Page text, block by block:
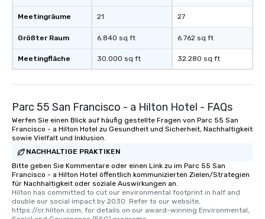
Meetingräume
Größter Raum
Meetingfläche
21
6.840 sq ft
30.000 sq ft
27
6.762 sq ft
32.280 sq ft
Parc 55 San Francisco - a Hilton Hotel - FAQs
Werfen Sie einen Blick auf häufig gestellte Fragen von Parc 55 San
Francisco - a Hilton Hotel zu Gesundheit und Sicherheit, Nachhaltigkeit
sowie Vielfalt und Inklusion.
NACHHALTIGE PRAKTIKEN
Bitte geben Sie Kommentare oder einen Link zu im Parc 55 San
Francisco - a Hilton Hotel öffentlich kommunizierten Zielen/Strategien
für Nachhaltigkeit oder soziale Auswirkungen an.
Hilton has committed to cut our environmental footprint in half and
double our social impact by 2030. Refer to our website,
https://cr.hilton.com, for details on our award-winning Environmental,